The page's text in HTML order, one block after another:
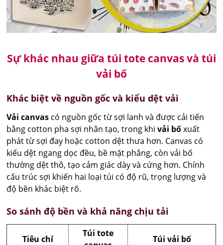
Sự khác nhau giữa túi tote canvas và túi
vải bố
Khác biệt về nguồn gốc và kiểu dệt vải
Vải canvas có nguồn gốc từ sợi lanh và được cải tiến
bằng cotton pha sợi nhân tạo, trong khivải bốxuất
phát từ sợi đay hoặc cotton dệt thưa hơn. Canvas có
kiểu dệt ngang dọc đều, bề mặt phẳng, còn vải bố
thường dệt thô, tạo cảm giác dày và cứng hơn. Chính
cấu trúc sợi khiến hai loại túi có độ rũ, trọng lượng và
độ bền khác biệt rõ.
So sánh độ bền và khả năng chịu tải
Tiêu chí
Túi tote
Túi vải bố